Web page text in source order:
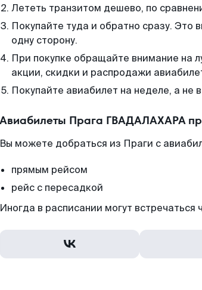
Лететь транзитом дешево, по
Покупайте туда и обратно сразу.
одну сторону.
При покупке обращайте внимание на
акции, скидки и распродажи
Покупайте авиабилет на неделе, а не
Авиабилеты Прага ГВАДАЛАХАРА
Вы можете добраться из Праги с
прямым рейсом
рейс с пересадкой
Иногда в расписании могут